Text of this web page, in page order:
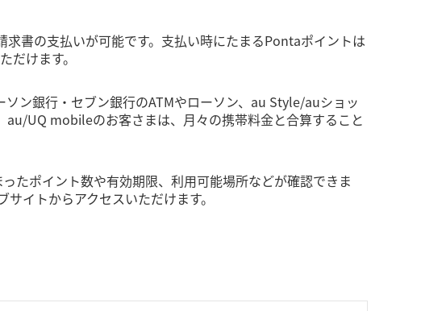
書の支払いが可能です。支払い時にたまるPontaポイントは
だけます。
ン銀行・セブン銀行のATMやローソン、au Style/auショッ
UQ mobileのお客さまは、月々の携帯料金と合算すること
たポイント数や有効期限、利用可能場所などが確認できま
イトからアクセスいただけます。